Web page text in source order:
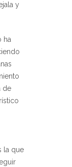
y
ha
de
la que